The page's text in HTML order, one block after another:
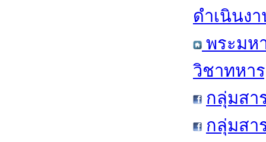
ดำเนินง
พระมห
วิชาทหา
กลุ่มสา
กลุ่มสา